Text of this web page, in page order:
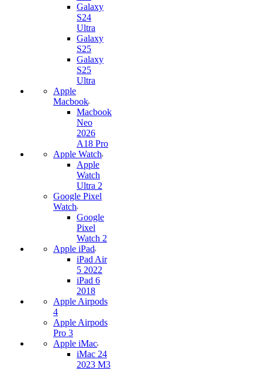
Galaxy
S24
Ultra
Galaxy
S25
Galaxy
S25
Ultra
Apple
Macbook
Macbook
Neo
2026
A18 Pro
Apple Watch
Apple
Watch
Ultra 2
Google Pixel
Watch
Google
Pixel
Watch 2
Apple iPad
iPad Air
5 2022
iPad 6
2018
Apple Airpods
4
Apple Airpods
Pro 3
Apple iMac
iMac 24
2023 M3